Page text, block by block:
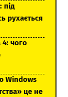
під
рухається
4: чого
Windows
це не